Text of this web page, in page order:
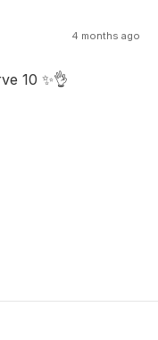
4 months ago
10 ✨👌